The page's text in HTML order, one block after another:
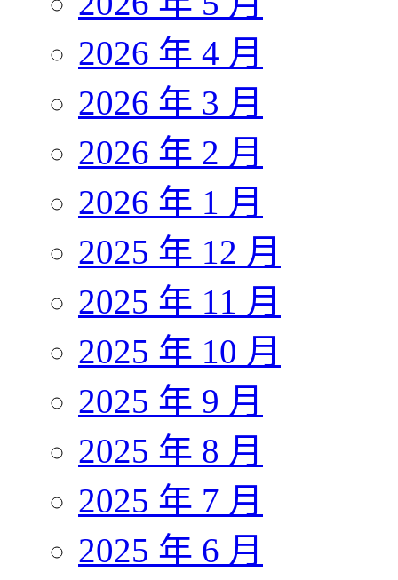
2026 年 4 月
2026 年 3 月
2026 年 2 月
2026 年 1 月
2025 年 12 月
2025 年 11 月
2025 年 10 月
2025 年 9 月
2025 年 8 月
2025 年 7 月
2025 年 6 月